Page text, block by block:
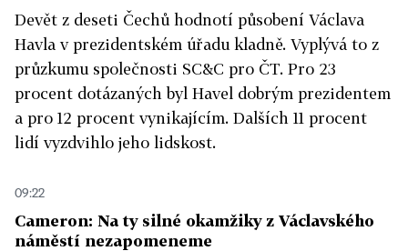
Devět z deseti Čechů hodnotí působení Václava
Havla v prezidentském úřadu kladně. Vyplývá to z
průzkumu společnosti SC&C pro ČT. Pro 23
procent dotázaných byl Havel dobrým prezidentem
a pro 12 procent vynikajícím. Dalších 11 procent
lidí vyzdvihlo jeho lidskost.
09:22
Cameron: Na ty silné okamžiky z Václavského
náměstí nezapomeneme